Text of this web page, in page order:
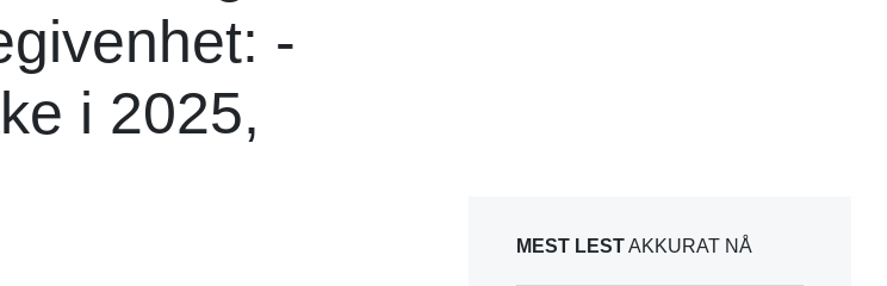
-
i 2025,
MEST LESTAKKURAT NÅ